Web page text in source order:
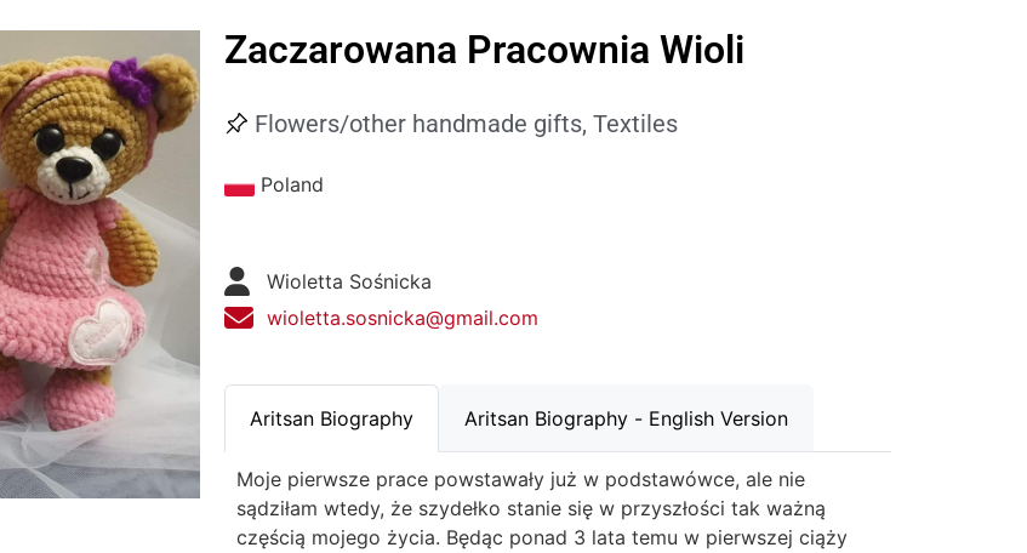
Zaczarowana Pracownia Wioli
Flowers/other handmade gifts, Textiles
Poland
Wioletta Sośnicka
wioletta.sosnicka@gmail.com
Aritsan Biography Aritsan Biography - English Version
Moje pierwsze prace powstawały już w podstawówce, ale nie
sądziłam wtedy, że szydełko stanie się w przyszłości tak ważną
częścią mojego życia. Będąc ponad 3 lata temu w pierwszej ciąży